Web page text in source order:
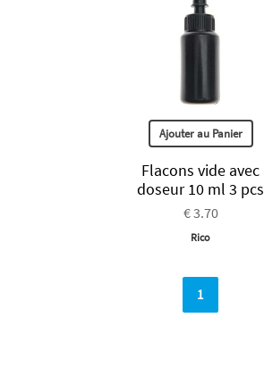
Ajouter au Panier
Flacons vide avec
doseur 10 ml 3 pcs
€ 3.70
Rico
1